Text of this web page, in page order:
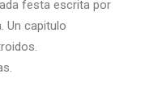
festa escrita por
Un capitulo